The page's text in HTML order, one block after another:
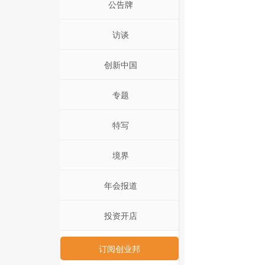
公告牌
访谈
创新中国
专题
特写
境界
年会报道
投资开店
订阅创业邦